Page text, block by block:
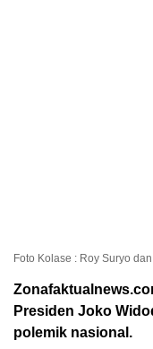
Foto Kolase : Roy Suryo
Presiden Joko
polemik nasional.